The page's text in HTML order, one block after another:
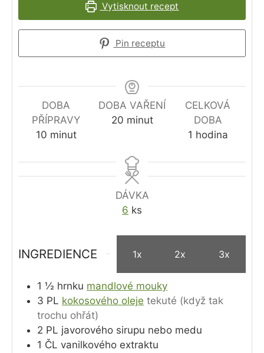
Vytisknout recept
Pin receptu
DOBA
PŘÍPRAVY
10minutes
minut
DOBA VAŘENÍ
20minutes
minut
CELKOVÁ
DOBA
1 hour
hodina
DÁVKA
6 ks
INGREDIENCE 1x 2x 3x
1 ½ hrnku mandlové mouky
3 PL kokosového oleje tekuté (když tak
trochu ohřát)
2 PL javorového sirupu nebo medu
1 ČL vanilkového extraktu